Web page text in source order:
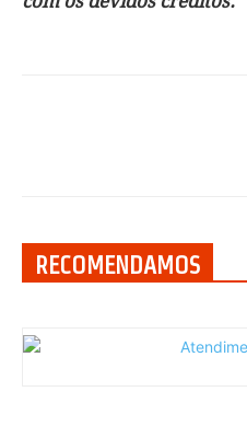
RECOMENDAMOS